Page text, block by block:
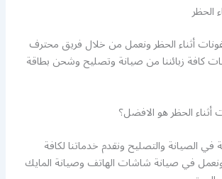
الحظر
أثناء الحظر ونعمل من خلال فريق محترف
كافة زبائننا من صيانة وتصليح وشحن بطاقة
أثناء الحظر هو الافضل؟
في الصيانة والتصليح ونقدم خدماتنا لكافة
في صيانة شاشات الهاتف وصيانة المايك